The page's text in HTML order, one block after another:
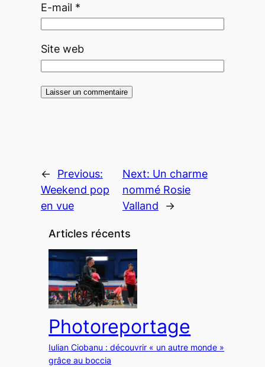
E-mail *
Site web
←
Previous:
Weekend pop
en vue
Next: Un charme
nommé Rosie
Valland
→
Articles récents
Photoreportage
Iulian Ciobanu : découvrir « un autre monde »
grâce au boccia